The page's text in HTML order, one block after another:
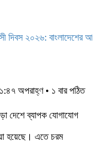
২০২৬: বাংলাদেশের
অপরাহ্ণ • ১ বার পঠিত
দেশে ব্যাপক যোগাযোগ
হয়েছে। এতে চরম